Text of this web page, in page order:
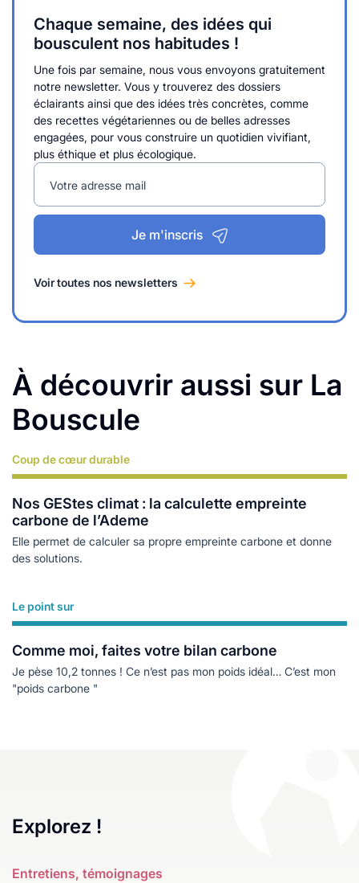
Chaque semaine, des idées qui
bousculent nos habitudes !
Une fois par semaine, nous vous envoyons gratuitement
notre newsletter. Vous y trouverez des dossiers
éclairants ainsi que des idées très concrètes, comme
des recettes végétariennes ou de belles adresses
engagées, pour vous construire un quotidien vivifiant,
plus éthique et plus écologique.
Votre adresse mail
Je m'inscris
Voir toutes nos newsletters
À découvrir aussi sur La
Bouscule
Coup de cœur durable
Nos GEStes climat : la calculette empreinte
carbone de l’Ademe
Elle permet de calculer sa propre empreinte carbone et donne
des solutions.
Lire plus
Le point sur
Comme moi, faites votre bilan carbone
Je pèse 10,2 tonnes ! Ce n’est pas mon poids idéal… C’est mon
"poids carbone "
Lire plus
Explorez !
Entretiens, témoignages